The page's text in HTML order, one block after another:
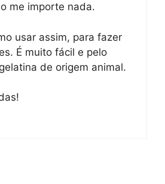
me importe nada.
usar assim, para fazer
É muito fácil e pelo
de origem animal.